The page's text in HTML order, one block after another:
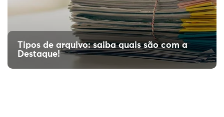
Tipos de arquivo: saiba quais são com a
Destaque!